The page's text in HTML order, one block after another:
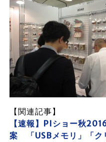
【関連記事】
【速報】PIショー秋
案 「USBメモリ」「ク